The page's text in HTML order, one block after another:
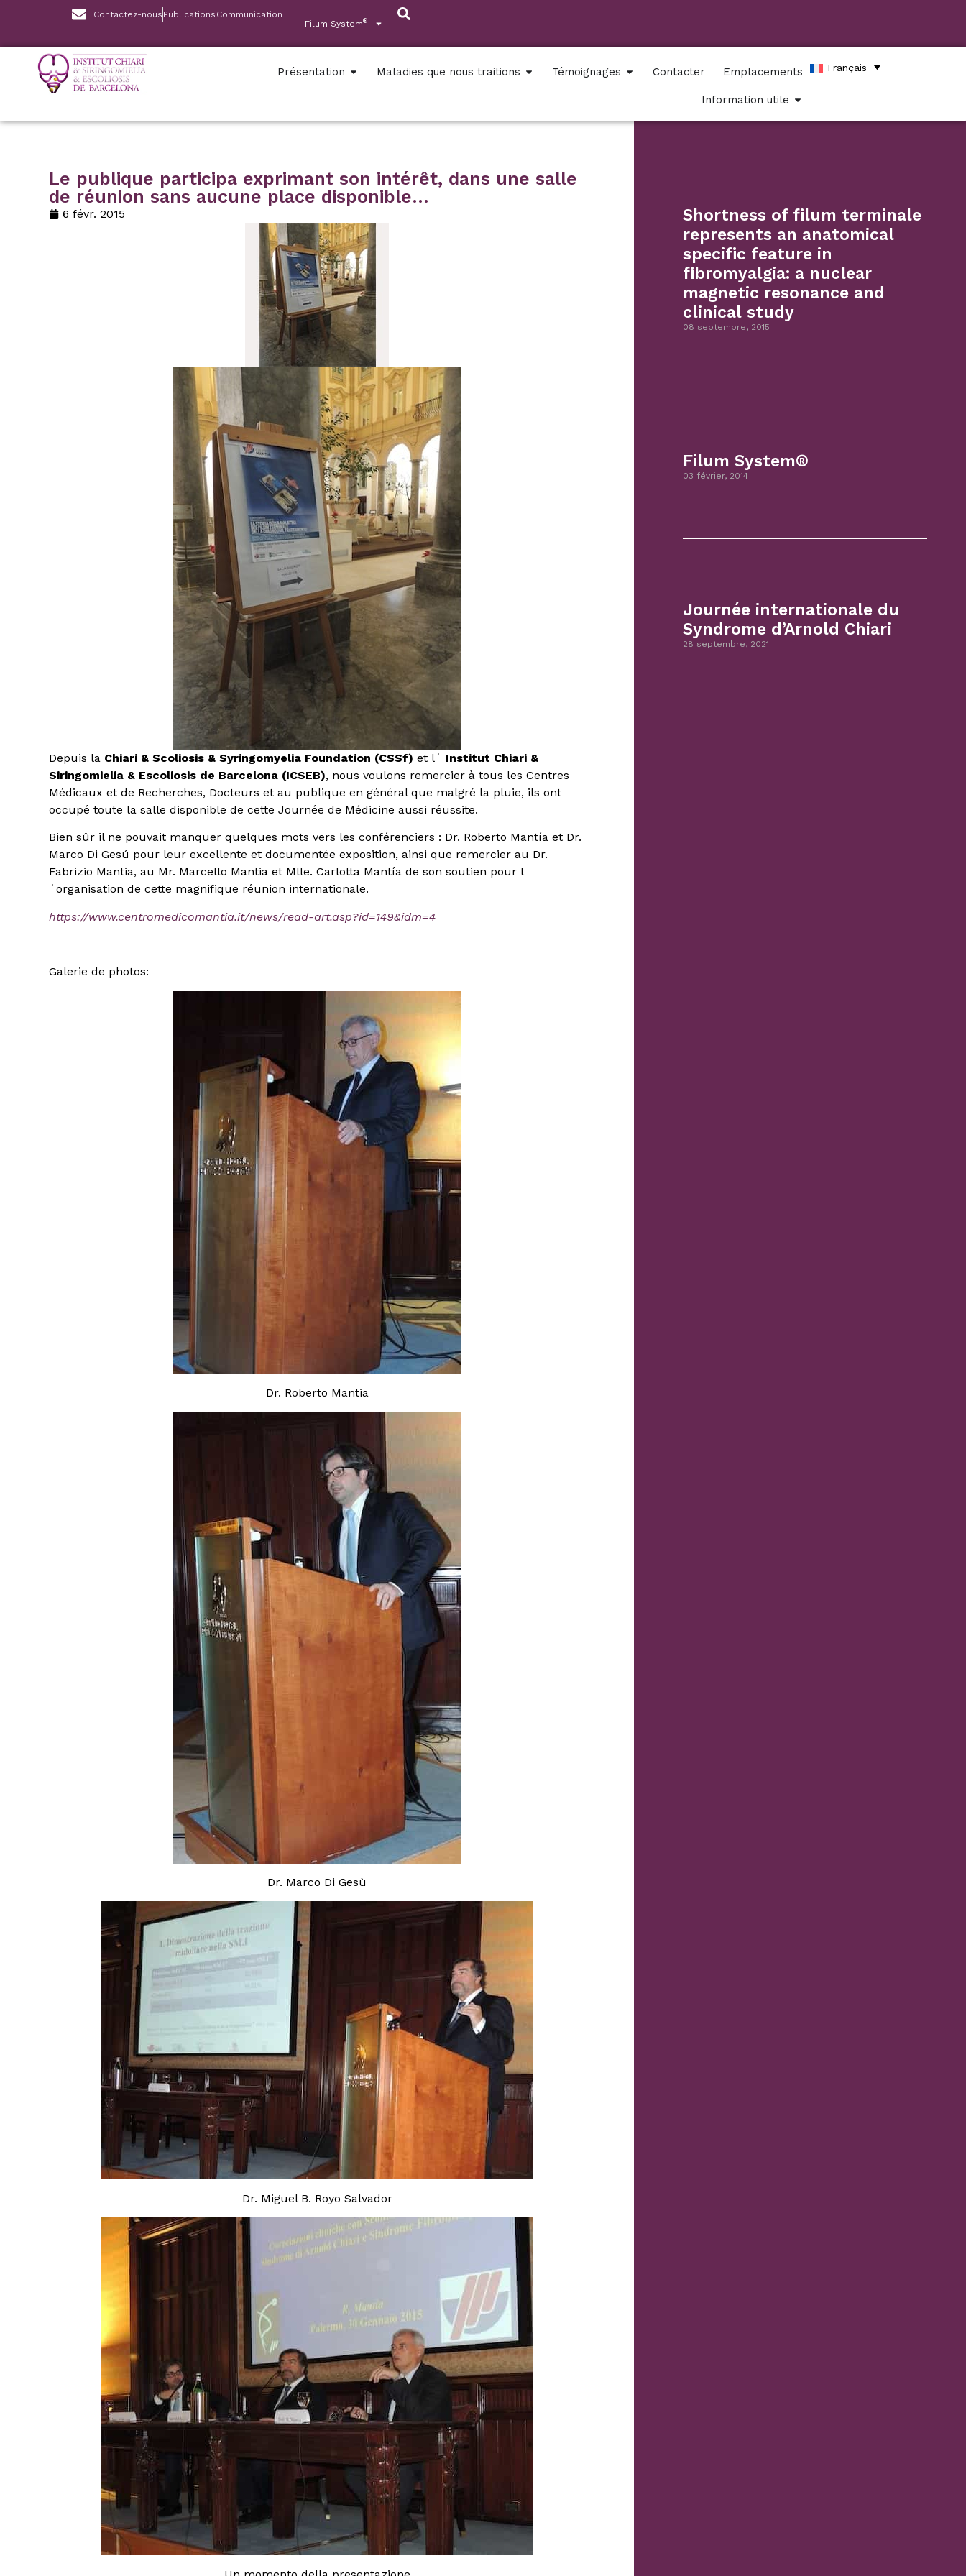
Contactez-nous Publications Communication
Filum System®
Présentation Maladies que nous traitions Témoignages Contacter Emplacements
Information utile
Français
Le publique participa exprimant son intérêt, dans une salle
de réunion sans aucune place disponible…
6 févr. 2015
Depuis la Chiari & Scoliosis & Syringomyelia Foundation (CSSf) et l´ Institut Chiari &
Siringomielia & Escoliosis de Barcelona (ICSEB), nous voulons remercier à tous les Centres
Médicaux et de Recherches, Docteurs et au publique en général que malgré la pluie, ils ont
occupé toute la salle disponible de cette Journée de Médicine aussi réussite.
Bien sûr il ne pouvait manquer quelques mots vers les conférenciers : Dr. Roberto Mantía et Dr.
Marco Di Gesú pour leur excellente et documentée exposition, ainsi que remercier au Dr.
Fabrizio Mantia, au Mr. Marcello Mantia et Mlle. Carlotta Mantía de son soutien pour l
´organisation de cette magnifique réunion internationale.
https://www.centromedicomantia.it/news/read-art.asp?id=149&idm=4
Galerie de photos:
Dr. Roberto Mantia
Dr. Marco Di Gesù
Dr. Miguel B. Royo Salvador
Shortness of filum terminale
represents an anatomical
specific feature in
fibromyalgia: a nuclear
magnetic resonance and
clinical study
08 septembre, 2015
Filum System®
03 février, 2014
Journée internationale du
Syndrome d’Arnold Chiari
28 septembre, 2021